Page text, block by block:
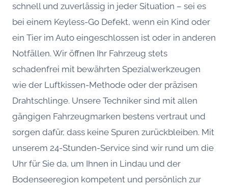
schnell und zuverlässig in jeder Situation – sei es
bei einem Keyless-Go Defekt, wenn ein Kind oder
ein Tier im Auto eingeschlossen ist oder in anderen
Notfällen. Wir öffnen Ihr Fahrzeug stets
schadenfrei mit bewährten Spezialwerkzeugen
wie der Luftkissen-Methode oder der präzisen
Drahtschlinge. Unsere Techniker sind mit allen
gängigen Fahrzeugmarken bestens vertraut und
sorgen dafür, dass keine Spuren zurückbleiben. Mit
unserem 24-Stunden-Service sind wir rund um die
Uhr für Sie da, um Ihnen in Lindau und der
Bodenseeregion kompetent und persönlich zur